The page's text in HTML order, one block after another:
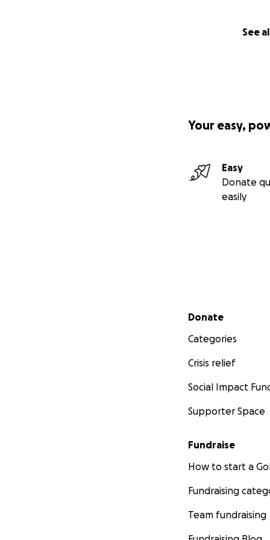
See
Your easy,
Easy
Donate
easily
Secondary menu
Donate
Categories
Crisis relief
Social Impact
Supporter Space
Fundraise
How to start a
Fundraising
Team fundraising